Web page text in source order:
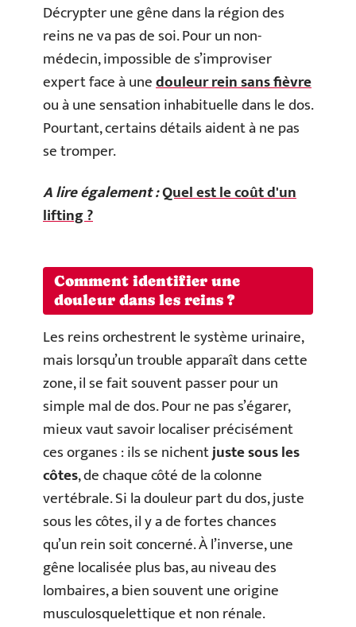
Décrypter une gêne dans la région des
reins ne va pas de soi. Pour un non-
médecin, impossible de s’improviser
expert face à unedouleur rein sans fièvre
ou à une sensation inhabituelle dans le dos.
Pourtant, certains détails aident à ne pas
se tromper.
A lire également :Quel est le coût d'un
lifting ?
Comment identifier une
douleur dans les reins ?
Les reins orchestrent le système urinaire,
mais lorsqu’un trouble apparaît dans cette
zone, il se fait souvent passer pour un
simple mal de dos. Pour ne pas s’égarer,
mieux vaut savoir localiser précisément
ces organes : ils se nichentjuste sous les
côtes, de chaque côté de la colonne
vertébrale. Si la douleur part du dos, juste
sous les côtes, il y a de fortes chances
qu’un rein soit concerné. À l’inverse, une
gêne localisée plus bas, au niveau des
lombaires, a bien souvent une origine
musculosquelettique et non rénale.